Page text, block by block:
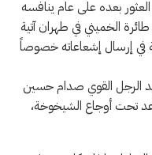
الذي يصعب العثور بعده على عام ينافسه
الخميني في طهران آتية
في إرسال إشعاعاته خصوصاً
الرجل القوي صدام حسين
تحت أوجاع الشيخوخة،